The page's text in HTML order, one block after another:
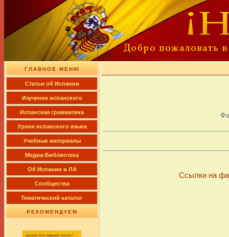
ГЛАВНОЕ МЕНЮ
Cтатьи об Испании
Изучение испанского
Испанская грамматика
Уроки испанского языка
Учебные материалы
Медиа-Библиотека
Об Испании и ЛА
Сообщества
Тематический каталог
РЕКОМЕНДУЕМ
Ссылки на